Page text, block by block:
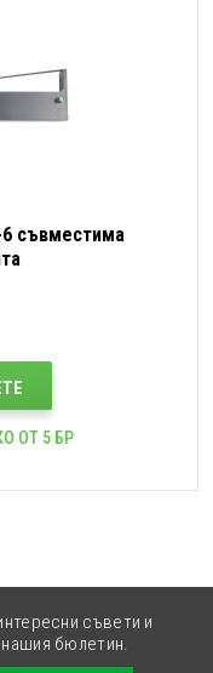
6 съвместима
ОТ 5 БР
съвети и
бюлетин.